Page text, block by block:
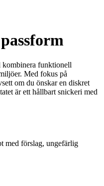
kombinera funktionell
Med fokus på
om du önskar en diskret
är ett hållbart snickeri med
med förslag, ungefärlig